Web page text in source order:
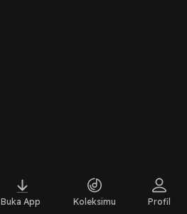
Buka App Koleksimu Profil